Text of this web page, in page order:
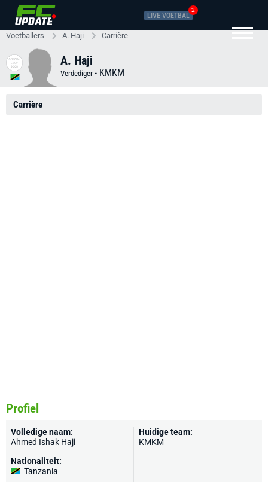
LIVE VOETBAL
2
Voetballers A. Haji Carrière
A. Haji
Verdediger - KMKM
Carrière
Profiel
Volledige naam:
Ahmed Ishak Haji
Nationaliteit:
Tanzania
Huidige team:
KMKM